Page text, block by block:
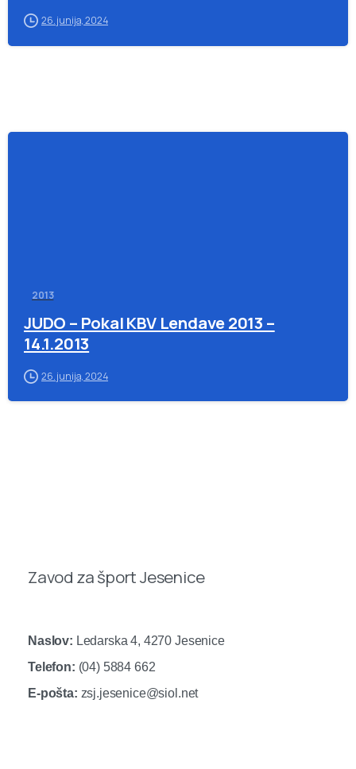
26. junija, 2024
2013
JUDO – Pokal KBV Lendave 2013 –
14.1.2013
26. junija, 2024
Zavod za šport Jesenice
Naslov: Ledarska 4, 4270 Jesenice
Telefon: (04) 5884 662
E-pošta: zsj.jesenice@siol.net